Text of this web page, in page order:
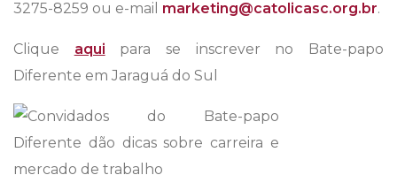
3275-8259 ou e-mail marketing@catolicasc.org.br.
Clique aqui para se inscrever no Bate-papo
Diferente em Jaraguá do Sul